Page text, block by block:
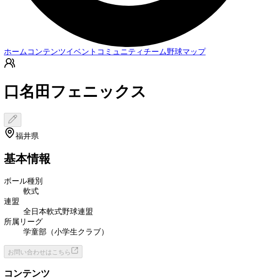
ホーム コンテンツイベント コミュニティチーム野球マップ
口名田フェニックス
福井県
基本情報
ボール種別
軟式
連盟
全日本軟式野球連盟
所属リーグ
学童部（小学生クラブ）
お問い合わせはこちら
コンテンツ